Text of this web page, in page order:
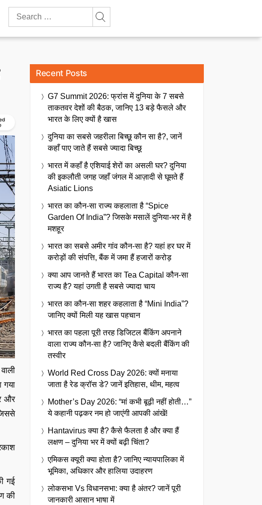
Search
गया
और
गई
की
Recent Posts
G7 Summit 2026: फ्रांस में दुनिया के 7 सबसे
ताकतवर देशों की बैठक, जानिए 13 बड़े फैसले और
भारत के लिए क्यों है खास
दुनिया का सबसे जहरीला बिच्छू कौन सा है?, जानें
कहाँ पाए जाते हैं सबसे ज्यादा बिच्छू
भारत में कहाँ है एशियाई शेरों का असली घर? दुनिया
की इकलौती जगह जहाँ जंगल में आज़ादी से घूमते हैं
Asiatic Lions
भारत का कौन-सा राज्य कहलाता है “Spice
Garden Of India”? जिसके मसालें दुनिया-भर में है
मशहूर
भारत का सबसे अमीर गांव कौन-सा है? यहां हर घर में
करोड़ों की संपत्ति, बैंक में जमा हैं हजारों करोड़
क्या आप जानते हैं भारत का Tea Capital कौन-सा
राज्य है? यहां उगती है सबसे ज्यादा चाय
भारत का कौन-सा शहर कहलाता है “Mini India”?
जानिए क्यों मिली यह खास पहचान
भारत का पहला पूरी तरह डिजिटल बैंकिंग अपनाने
वाला राज्य कौन-सा है? जानिए कैसे बदली बैंकिंग की
तस्वीर
World Red Cross Day 2026: क्यों मनाया
जाता है रेड क्रॉस डे? जानें इतिहास, थीम, महत्व
Mother’s Day 2026: “मां कभी बूढ़ी नहीं होती…”
ये कहानी पढ़कर नम हो जाएंगी आपकी आंखें!
Hantavirus क्या है? कैसे फैलता है और क्या हैं
लक्षण – दुनिया भर में क्यों बढ़ी चिंता?
एमिकस क्यूरी क्या होता है? जानिए न्यायपालिका में
भूमिका, अधिकार और हालिया उदाहरण
लोकसभा Vs विधानसभा: क्या है अंतर? जानें पूरी
जानकारी आसान भाषा में